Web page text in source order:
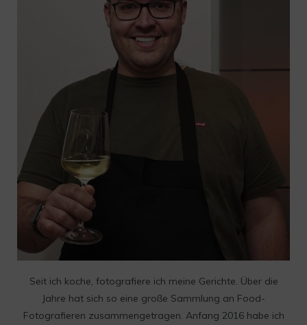
Seit ich koche, fotografiere ich meine Gerichte. Über die
Jahre hat sich so eine große Sammlung an Food-
Fotografieren zusammengetragen. Anfang 2016 habe ich